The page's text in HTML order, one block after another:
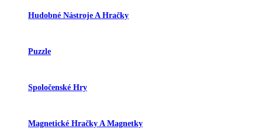
Hudobné Nástroje A Hračky
Puzzle
Spoločenské Hry
Magnetické Hračky A Magnetky